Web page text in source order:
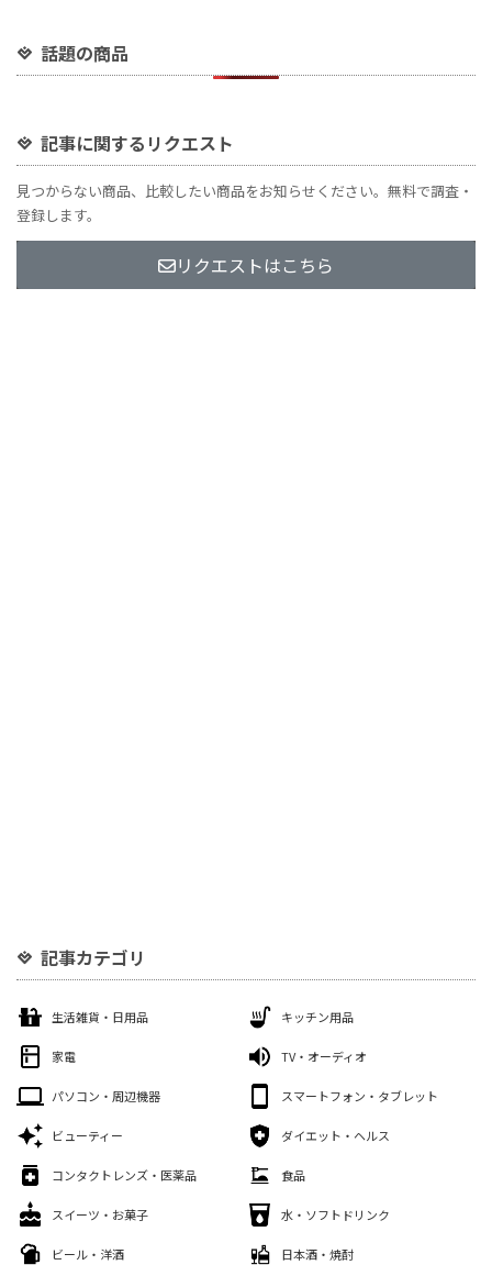
話題の商品
記事に関するリクエスト
見つからない商品、比較したい商品をお知らせください。無料で調査・
登録します。
リクエストはこちら
記事カテゴリ
生活雑貨・日用品 キッチン用品
家電 TV・オーディオ
パソコン・周辺機器 スマートフォン・タブレット
ビューティー ダイエット・ヘルス
コンタクトレンズ・医薬品 食品
スイーツ・お菓子 水・ソフトドリンク
ビール・洋酒 日本酒・焼酎